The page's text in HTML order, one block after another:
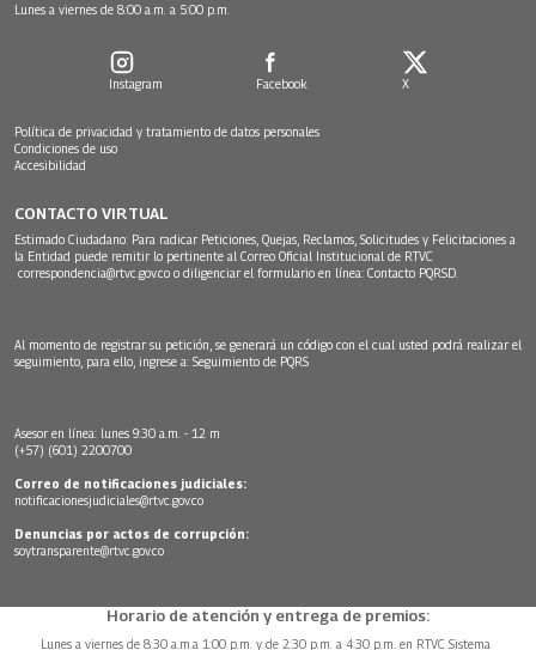
Lunes a viernes de 8:00 a.m. a 5:00 p.m.
Instagram Facebook X
Política de privacidad y tratamiento de datos personales
Condiciones de uso
Accesibilidad
CONTACTO VIRTUAL
Estimado Ciudadano: Para radicar Peticiones, Quejas, Reclamos, Solicitudes y Felicitaciones a
la Entidad puede remitir lo pertinente al Correo Oficial Institucional de RTVC
correspondencia@rtvc.gov.co o diligenciar el formulario en línea: Contacto PQRSD.
Al momento de registrar su petición, se generará un código con el cual usted podrá realizar el
seguimiento, para ello, ingrese a: Seguimiento de PQRS
Asesor en línea: lunes 9:30 a.m. - 12 m
(+57) (601) 2200700
Correo de notificaciones judiciales:
notificacionesjudiciales@rtvc.gov.co
Denuncias por actos de corrupción:
soytransparente@rtvc.gov.co
Horario de atención y entrega de premios:
Lunes a viernes de 8:30 a.m.a 1:00 p.m. y de 2:30 p.m. a 4:30 p.m. en RTVC Sistema